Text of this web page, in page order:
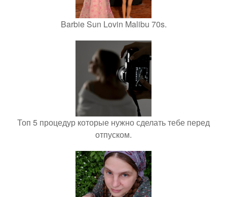
Barbie Sun Lovin Malibu 70s.
Топ 5 процедур которые нужно сделать тебе перед
отпуском.